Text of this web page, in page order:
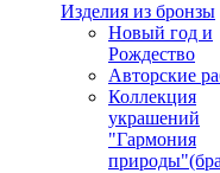
Изделия из бронзы
Новый год и
Рождество
Авторские
Коллекция
украшений
"Гармония